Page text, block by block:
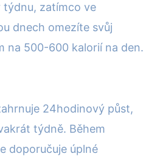
týdnu, zatímco ve
dnech omezíte svůj
na 500-600 kalorií na den.
24hodinový půst,
týdně. Během
doporučuje úplné